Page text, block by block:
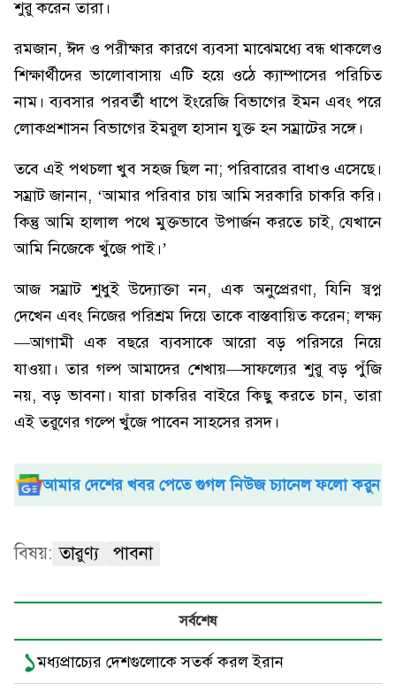
শুরু করেন তারা।
রমজান, ঈদ ও পরীক্ষার কারণে ব্যবসা মাঝেমধ্যে বন্ধ থাকলেও
শিক্ষার্থীদের ভালোবাসায় এটি হয়ে ওঠে ক্যাম্পাসের পরিচিত
নাম। ব্যবসার পরবর্তী ধাপে ইংরেজি বিভাগের ইমন এবং পরে
লোকপ্রশাসন বিভাগের ইমরুল হাসান যুক্ত হন সম্রাটের সঙ্গে।
তবে এই পথচলা খুব সহজ ছিল না; পরিবারের বাধাও এসেছে।
সম্রাট জানান, ‘আমার পরিবার চায় আমি সরকারি চাকরি করি।
কিন্তু আমি হালাল পথে মুক্তভাবে উপার্জন করতে চাই, যেখানে
আমি নিজেকে খুঁজে পাই।’
আজ সম্রাট শুধুই উদ্যোক্তা নন, এক অনুপ্রেরণা, যিনি স্বপ্ন
দেখেন এবং নিজের পরিশ্রম দিয়ে তাকে বাস্তবায়িত করেন; লক্ষ্য
—আগামী এক বছরে ব্যবসাকে আরো বড় পরিসরে নিয়ে
যাওয়া। তার গল্প আমাদের শেখায়—সাফল্যের শুরু বড় পুঁজি
নয়, বড় ভাবনা। যারা চাকরির বাইরে কিছু করতে চান, তারা
এই তরুণের গল্পে খুঁজে পাবেন সাহসের রসদ।
আমার দেশের খবর পেতে গুগল নিউজ চ্যানেল ফলো করুন
বিষয়: তারুণ্য পাবনা
সর্বশেষ
১মধ্যপ্রাচ্যের দেশগুলোকে সতর্ক করল ইরান